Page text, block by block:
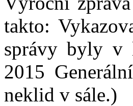
takto:
správy byly v
2015
neklid v sále.)